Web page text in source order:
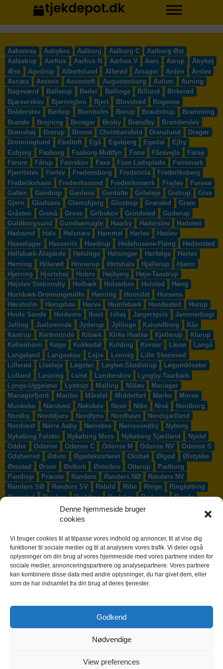
Denne hjemmeside bruger
cookies
Vi bruger cookies til at tilpasse vores indhold og annoncer, til at vise dig
funktioner til sociale medier og til at analysere vores trafik. Vi deler også
oplysninger om din brug af vores hjemmeside med vores partnere inden for
sociale medier, annonceringspartnere og analysepartnere. Vores partnere
kan kombinere disse data med andre oplysninger, du har givet dem, eller
som de har indsamlet fra din brug af deres tjenester.
Godkend
Nødvendige
View preferences
Aabenraa Aabybro Aalborg Aalborg C
Aalborg Øst
Aalestrup
Aarhus Aarhus N Aarhus V Aars Aarup
Åbyhøj
Ærø
Agedrup Albertslund Allerød Amager Arden
Årslev
Asnæs
Assens Assentoft Augustenborg Aulum
Auning
Bagsværd
Ballerup Beder Bellinge Billund
Birkerød
Bjæverskov
Bjerringbro Bjert Blovstrød
Bogense
Bolderslev
Børkop Bornholm Borup Brædstrup
Bramming
Brande
Brejning Broager Broby Brøndby
Brønderslev
Brønshøj
Brørup Brovst Christiansfeld Dianalund
Dragør
Dronninglund
Ebeltoft Egå Egebjerg Egedal
Ejby
Esbjerg
Faaborg Faaborg-Midtfyn Fanø Fårevejle
Farsø
Farum
Fårup Favrskov Faxe Faxe Ladeplads
Fensmark
Fjerritslev
Forlev Fredensborg Fredericia
Frederiksberg
Frederikshavn
Frederikssund Frederiksværk Frejlev
Furesø
Galten
Gandrup Ganløse Gentofte Gilleleje Gistrup
Give
Gjern
Gladsaxe Glamsbjerg Glostrup Græsted
Gram
Gråsten
Grenå Greve Gribskov Grindsted
Guderup
Guldborgsund
Gundsømagle Haarby Haderslev
Hadsten
Hadsund
Hals Halsnæs Hammel Harlev
Haslev
Hasselager
Hasseriis Havdrup Hedehusene-Fløng
Hedensted
Hellebæk-Ålsgårde
Helsinge Helsingør Herfølge
Herlev
Herning
Hillerød Hinnerup Hirtshals Hjallerup
Hjerm
Hjørring
Hjortshøj Hobro Højbjerg
Høje-Taastrup
Højslev Stationsby
Holbæk Holstebro Holsted
Høng
Hornbæk-Dronningmølle
Hørning Hornslet
Horsens
Hørsholm
Høruphav Hørve Humlebæk Hundested
Hurup
Hvide Sande
Hvidovre Ikast Ishøj Jægerspris
Jammerbugt
Jelling
Juelsminde Jyderup Jyllinge Kalundborg
Kås
Kastrup
Kerteminde Kibæk Kirke Hvalsø Kjellerup
Klarup
København
Køge Kokkedal Kolding Korsør Læsø
Langå
Langeland
Langeskov Lejre Lemvig
Lille Skensved
Lillerød
Liseleje Løgstør Løgten-Skødstrup
Løgumkloster
Lolland
Løsning Lund Lunderskov
Lyngby-Taarbæk
Lynge-Uggeløse
Lystrup Malling Måløv
Mariager
Mariagerfjord
Maribo Mårslet Middelfart Mørke
Morsø
Munkebo
Næstved Nakskov Nexø Nibe Nivå
Nordborg
Nordby
Norddjurs Nordfyns Nordhavn
Nordsjælland
Nordvest
Nørre Aaby Nørrebro Nørresundby
Nyborg
Nykøbing Falster
Nykøbing Mors Nykøbing Sjælland
Nyråd
Odder
Odense Odense C Odense M Odense NV
Odense S
Odsherred
Ødum Øgadekvarteret Oksbøl Ølgod
Ølstykke
Ørestad
Ørum Østbirk Østerbro Otterup
Padborg
Pandrup
Præstø Randers Randers NØ
Randers NV
Randers SØ
Randers SV Rebild Ribe Ringe
Ringkøbing
Ringsted
Risskov Rødding Rødekro Rødovre
Rønde
Rønnede Roskilde Rudersdal
Rudkøbing
Ry Ryomgård
Skælskør
Skærbæk Skævinge Skagen
Skalborg
Skanderborg
Skibby Skibet Skive Skjern
Skørping
Skovlunde
Slagelse Slangerup Smørum
Smørumnedre
Sofiendal
Søften Solbjerg Solrød
Solrød Strand
Sønderborg
Søndersø Sorø Starup Stege
Stenløse
Stilling Stoholm
Sunds
Sydhavnen Taastrup
Taulov
Them Thisted Thurø By Tilst Tinglev
Tjæreborg
Tørring Trige
Vestbjerg Vester Hassing